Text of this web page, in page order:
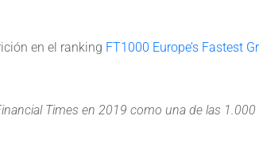
en el ranking FT1000 Europe’s Fastest
Times en 2019 como una de las